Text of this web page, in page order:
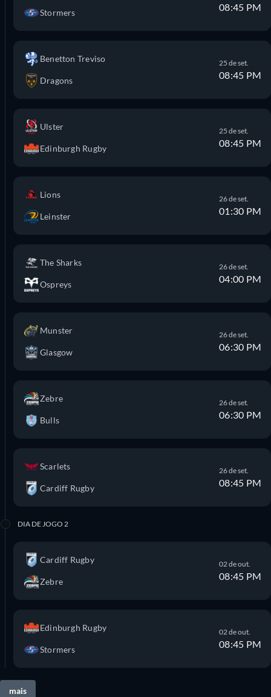
Stormers 08:45 PM
Benetton Treviso
Dragons
25 de set.
08:45 PM
Ulster
Edinburgh Rugby
25 de set.
08:45 PM
Lions
Leinster
26 de set.
01:30 PM
The Sharks
Ospreys
26 de set.
04:00 PM
Munster
Glasgow
26 de set.
06:30 PM
Zebre
Bulls
26 de set.
06:30 PM
Scarlets
Cardiff Rugby
26 de set.
08:45 PM
DIA DE JOGO 2
Cardiff Rugby
Zebre
02 de out.
08:45 PM
Edinburgh Rugby
Stormers
02 de out.
08:45 PM
mais